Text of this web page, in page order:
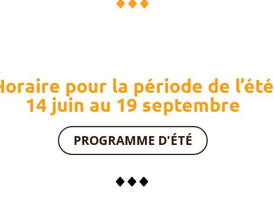
pour la période de l’été
14 juin au 19 septembre
PROGRAMME D'ÉTÉ